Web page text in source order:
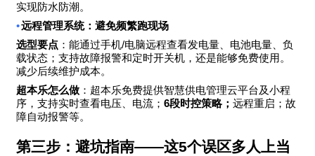
实现防水防潮。
•远程管理系统：避免频繁跑现场
选型要点 ：能通过手机/电脑远程查看发电量、电池电量、负
载状态；支持故障报警和定时开关机，还是能够免费使用。
减少后续维护成本。
超本乐怎么做 ：超本乐免费提供智慧供电管理云平台及小程
序，支持实时查看电压、电流； 6段时控策略； 远程重启；故
障自动报警等。
第三步：避坑指南——这5个误区多人上当